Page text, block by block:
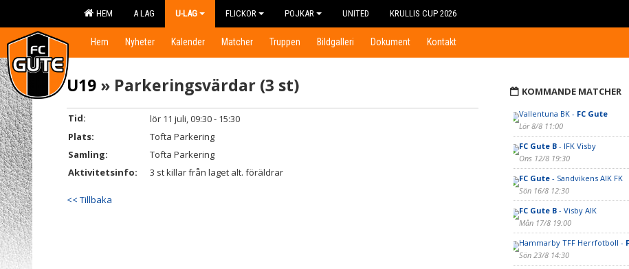
HEM A LAG U-LAG FLICKOR POJKAR UNITED KRULLIS CUP 2026
Hem Nyheter Kalender Matcher Truppen Bildgalleri Dokument Kontakt
U19 » Parkeringsvärdar (3 st)
Tid:
lör 11 juli, 09:30 - 15:30
Plats:
Tofta Parkering
Samling:
Tofta Parkering
Aktivitetsinfo:
3 st killar från laget alt. föräldrar
<< Tillbaka
KOMMANDE MATCHER
Vallentuna BK - FC Gute
Lör 8/8 11:00
FC Gute B- IFK Visby
Ons 12/8 19:30
FC Gute- Sandvikens AIK FK
Sön 16/8 12:30
FC Gute B- Visby AIK
Mån 17/8 19:00
Hammarby TFF Herrfotboll -
Sön 23/8 14:30